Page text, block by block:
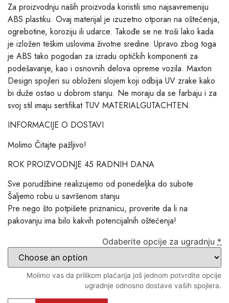
Za proizvodnju naših proizvoda koristili smo najsavremeniju
ABS plastiku. Ovaj materijal je izuzetno otporan na oštećenja,
ogrebotine, koroziju ili udarce. Takođe se ne troši lako kada
je izložen teškim uslovima životne sredine. Upravo zbog toga
je ABS tako pogodan za izradu optičkih komponenti za
podešavanje, kao i osnovnih delova opreme vozila. Maxton
Design spojleri su obloženi slojem koji odbija UV zrake kako
bi duže ostao u dobrom stanju. Ne moraju da se farbaju i za
svoj stil imaju sertifikat TUV MATERIALGUTACHTEN.
INFORMACIJE O DOSTAVI
Molimo Čitajte pažljivo!
ROK PROIZVODNJE 45 RADNIH DANA
Sve porudžbine realizujemo od ponedeljka do subote
Šaljemo robu u savršenom stanju
Pre nego što potpišete priznanicu, proverite da li na
pakovanju ima bilo kakvih potencijalnih oštećenja!
Odaberite opcije za ugradnju *
Molimo vas da prilikom plaćanja još jednom potvrdite opcije
ugradnje odnosno dostave vaših spojlera.